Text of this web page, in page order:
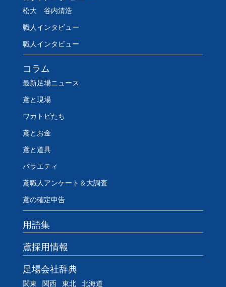
松大 谷内清浩
職人インタビュー
職人インタビュー
コラム
最新足場ニュース
鳶と現場
ワカトビたち
鳶とお金
鳶と道具
バラエティ
鳶職人アンケート＆大調査
鳶の確定申告
用語集
鳶採用情報
足場会社辞典
関東 関西 東北 北海道